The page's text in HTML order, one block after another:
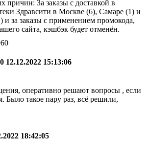
причин: За заказы с доставкой в
Здравсити в Москве (6), Самаре (1) и
и за заказы с применением промокода,
сайта, кэшбэк будет отменён.
12.12.2022 15:13:06
оперативно решают вопросы , если
Было такое пару раз, всё решили,
18:42:05